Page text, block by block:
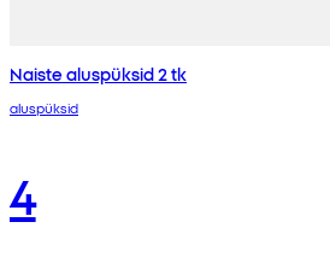
Naiste aluspüksid 2 tk
aluspüksid
4